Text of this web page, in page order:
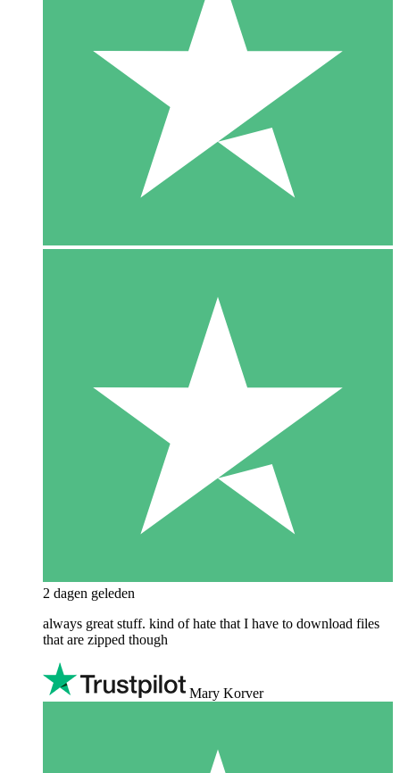
2 dagen geleden
always great stuff. kind of hate that I have to download files
that are zipped though
Mary Korver